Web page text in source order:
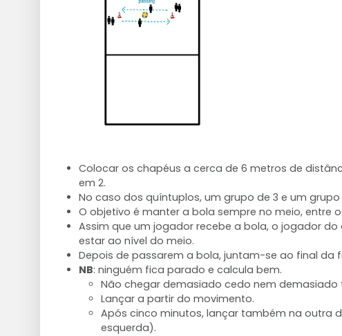
Colocar os chapéus a cerca de 6 metros de
em 2.
No caso dos quíntuplos, um grupo de 3 e um grupo
O objetivo é manter a bola sempre no meio, entre
Assim que um jogador recebe a bola, o jogador do
estar ao nível do meio.
Depois de passarem a bola, juntam-se ao final da
NB: ninguém fica parado e calcula bem.
Não chegar demasiado cedo nem demasiado
Lançar a partir do movimento.
Após cinco minutos, lançar também na outra
esquerda).